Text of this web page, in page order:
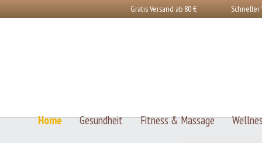
Gratis Versand ab 80 € Schneller
Home Gesundheit Fitness & Massage